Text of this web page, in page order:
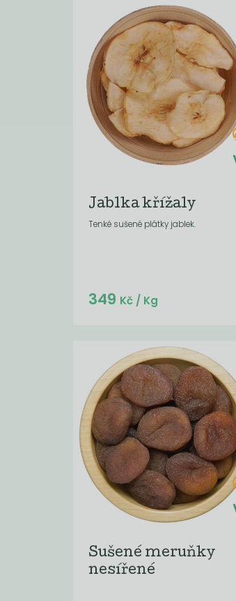
Jablka křížaly
Tenké sušené plátky jablek.
Do košíku:
349 Kč/ Kg
Sušené meruňky
nesířené